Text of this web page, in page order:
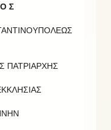
Σ
ΠΑΤΡΙΑΡΧΗΣ